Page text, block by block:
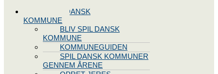
BLIV SPIL DANSK
KOMMUNE
BLIV SPIL DANSK
KOMMUNE
KOMMUNEGUIDEN
SPIL DANSK KOMMUNER
GENNEM ÅRENE